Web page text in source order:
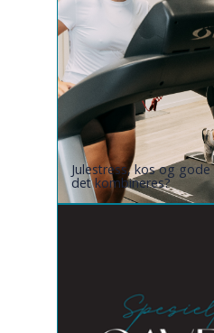
Julestress, kos og
det kombineres?